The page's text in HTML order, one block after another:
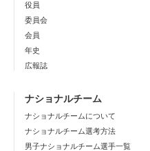
役員
委員会
会員
年史
広報誌
ナショナルチーム
ナショナルチームについて
ナショナルチーム選考方法
男子ナショナルチーム選手一覧